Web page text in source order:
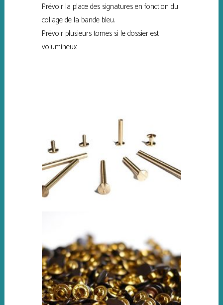
Prévoir la place des signatures en fonction du
collage de la bande bleu.
Prévoir plusieurs tomes si le dossier est
volumineux